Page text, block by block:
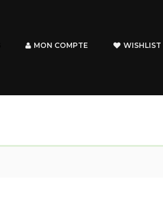
MON COMPTE WISHLIST